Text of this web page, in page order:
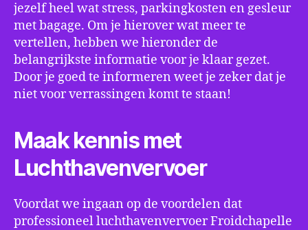
jezelf heel wat stress, parkingkosten en gesleur
met bagage. Om je hierover wat meer te
vertellen, hebben we hieronder de
belangrijkste informatie voor je klaar gezet.
Door je goed te informeren weet je zeker dat je
niet voor verrassingen komt te staan!
Maak kennis met
Luchthavenvervoer
Voordat we ingaan op de voordelen dat
professioneel luchthavenvervoer Froidchapelle